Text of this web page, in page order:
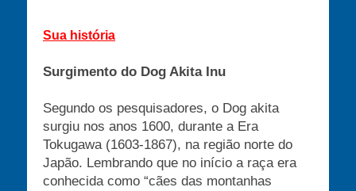
Sua história
Surgimento do Dog Akita Inu
Segundo os pesquisadores, o Dog akita
surgiu nos anos 1600, durante a Era
Tokugawa (1603-1867), na região norte do
Japão. Lembrando que no início a raça era
conhecida como “cães das montanhas